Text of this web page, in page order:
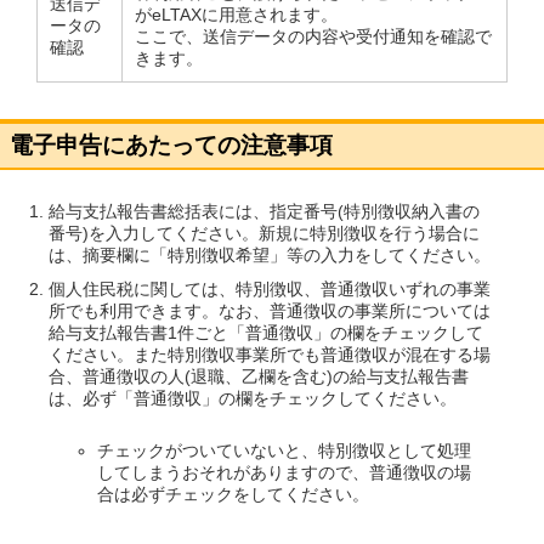
送信デ
ータの
確認
がeLTAXに用意されます。
ここで、送信データの内容や受付通知を確認で
きます。
電子申告にあたっての注意事項
給与支払報告書総括表には、指定番号(特別徴収納入書の
番号)を入力してください。新規に特別徴収を行う場合に
は、摘要欄に「特別徴収希望」等の入力をしてください。
個人住民税に関しては、特別徴収、普通徴収いずれの事業
所でも利用できます。なお、普通徴収の事業所については
給与支払報告書1件ごと「普通徴収」の欄をチェックして
ください。また特別徴収事業所でも普通徴収が混在する場
合、普通徴収の人(退職、乙欄を含む)の給与支払報告書
は、必ず「普通徴収」の欄をチェックしてください。
チェックがついていないと、特別徴収として処理
してしまうおそれがありますので、普通徴収の場
合は必ずチェックをしてください。